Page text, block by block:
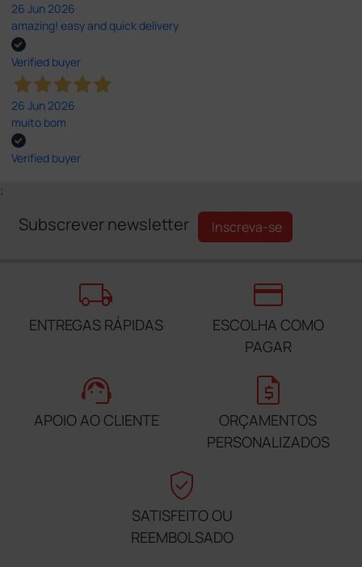
26 Jun 2026
amazing! easy and quick delivery
Verified buyer
26 Jun 2026
muito bom
Verified buyer
;
Subscrever newsletter Inscreva-se
local_shipping
ENTREGAS RÁPIDAS
credit_card
ESCOLHA COMO
PAGAR
support_agent
APOIO AO CLIENTE
request_quote
ORÇAMENTOS
PERSONALIZADOS
verified_user
SATISFEITO OU
REEMBOLSADO